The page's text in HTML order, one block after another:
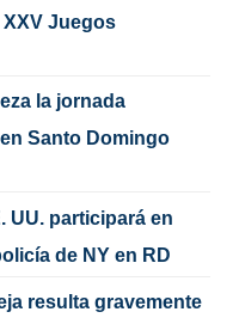
Juegos
la jornada
Santo Domingo
UU. participará en
de NY en RD
resulta gravemente